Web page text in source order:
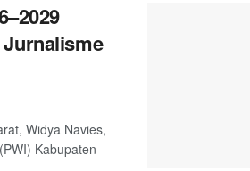
Widya Navies,
Kabupaten